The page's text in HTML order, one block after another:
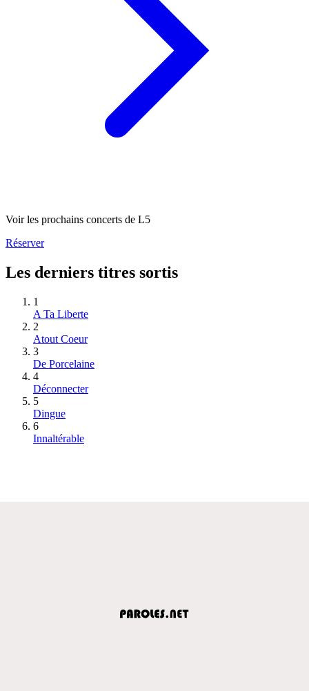
Voir les prochains concerts de L5
Réserver
Les derniers titres sortis
1
A Ta Liberte
2
Atout Coeur
3
De Porcelaine
4
Déconnecter
5
Dingue
6
Innaltérable